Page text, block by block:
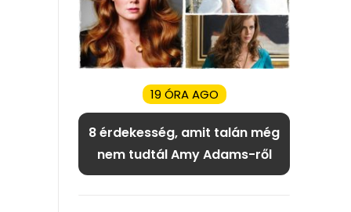
19 ÓRA AGO
8 érdekesség, amit talán még
nem tudtál Amy Adams-ről